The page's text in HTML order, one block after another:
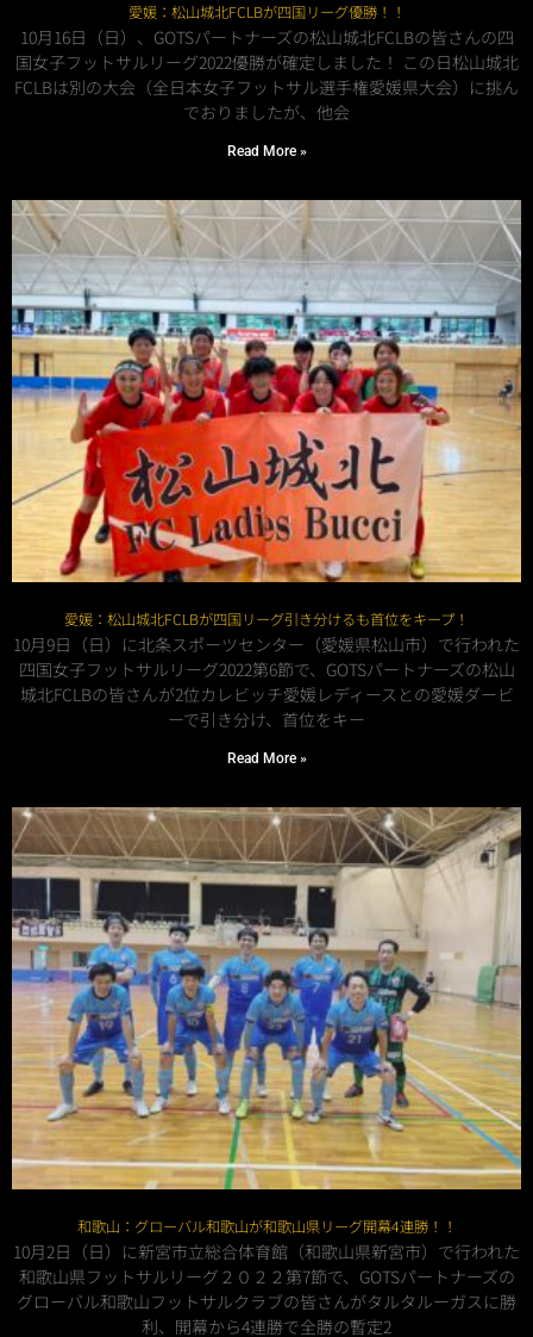
愛媛：松山城北FCLBが四国リーグ優勝！！
10月16日（日）、GOTSパートナーズの松山城北FCLBの皆さんの四
国女子フットサルリーグ2022優勝が確定しました！ この日松山城北
FCLBは別の大会（全日本女子フットサル選手権愛媛県大会）に挑ん
でおりましたが、他会
Read More »
愛媛：松山城北FCLBが四国リーグ引き分けるも首位をキープ！
10月9日（日）に北条スポーツセンター（愛媛県松山市）で行われた
四国女子フットサルリーグ2022第6節で、GOTSパートナーズの松山
城北FCLBの皆さんが2位カレビッチ愛媛レディースとの愛媛ダービ
ーで引き分け、首位をキー
Read More »
和歌山：グローバル和歌山が和歌山県リーグ開幕4連勝！！
10月2日（日）に新宮市立総合体育館（和歌山県新宮市）で行われた
和歌山県フットサルリーグ２０２２第7節で、GOTSパートナーズの
グローバル和歌山フットサルクラブの皆さんがタルタルーガスに勝
利、開幕から4連勝で全勝の暫定2